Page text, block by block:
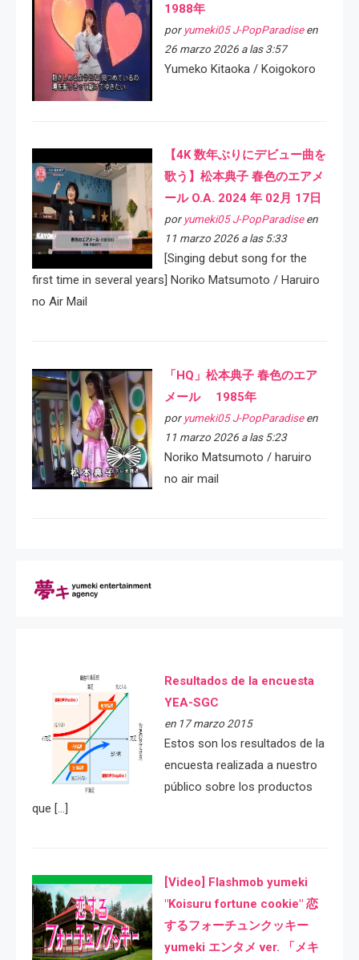
1988年
por yumeki05 J-PopParadiseen
26 marzo 2026 a las 3:57
Yumeko Kitaoka / Koigokoro
【4K 数年ぶりにデビュー曲を
歌う】松本典子 春色のエアメ
ール O.A. 2024 年 02月 17日
por yumeki05 J-PopParadiseen
11 marzo 2026 a las 5:33
[Singing debut song for the
first time in several years] Noriko Matsumoto / Haruiro
no Air Mail
「HQ」松本典子 春色のエア
メール 1985年
por yumeki05 J-PopParadiseen
11 marzo 2026 a las 5:23
Noriko Matsumoto / haruiro
no air mail
Resultados de la encuesta
YEA-SGC
en 17 marzo 2015
Estos son los resultados de la
encuesta realizada a nuestro
público sobre los productos
que […]
[Video] Flashmob yumeki
"Koisuru fortune cookie" 恋
するフォーチュンクッキー
yumeki エンタメ ver. 「メキ